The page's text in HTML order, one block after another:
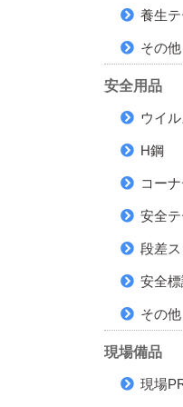
養生
その他
安全用品
ウイ
H鋼
コー
安全
段差
安全
その他
現場備品
現場